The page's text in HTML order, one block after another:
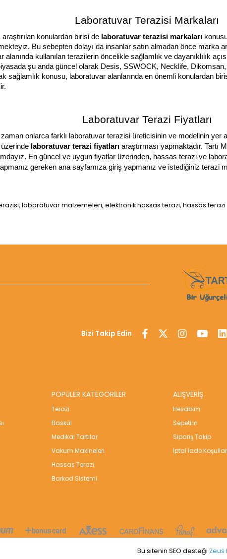
Laboratuvar Terazisi Markaları
konulardan birisi de laboratuvar terazisi markaları
Bu sebepten dolayı da insanlar satın almadan önce marka
alanında kullanılan terazilerin öncelikle sağlamlık ve dayanıklılık
şu anda güncel olarak Desis, SSWOCK, Necklife,
Laboratuvar Terazi Fiyatları
zaman onlarca farklı laboratuvar terazisi üreticisinin ve modelinin yer
laboratuvar terazi fiyatları araştırması yapmaktadır.
En güncel ve uygun fiyatlar üzerinden, hassas terazi ve
gereken ana sayfamıza giriş yapmanız ve istediğiniz terazi
laboratuvar malzemeleri, elektronik hassas terazi, hassas terazi
Bizi Takip Edin
POPÜLER KATEGORİLER
Terazi
Baskül
Medikal Tartılar
Vakum Makineleri
Hassas Terazi
Barkod Sistemi
ALIŞVERİŞ
Hesabım
Sepetim
Sipariş Takip
İptal İade
Bu sitenin SEO desteği Zeus